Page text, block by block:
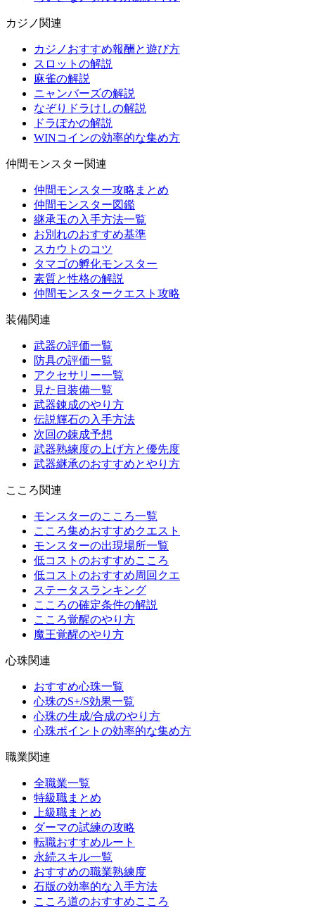
カジノ関連
カジノおすすめ報酬と遊び方
スロットの解説
麻雀の解説
ニャンバーズの解説
なぞりドラけしの解説
ドラぽかの解説
WINコインの効率的な集め方
仲間モンスター関連
仲間モンスター攻略まとめ
仲間モンスター図鑑
継承玉の入手方法一覧
お別れのおすすめ基準
スカウトのコツ
タマゴの孵化モンスター
素質と性格の解説
仲間モンスタークエスト攻略
装備関連
武器の評価一覧
防具の評価一覧
アクセサリー一覧
見た目装備一覧
武器錬成のやり方
伝説輝石の入手方法
次回の錬成予想
武器熟練度の上げ方と優先度
武器継承のおすすめとやり方
こころ関連
モンスターのこころ一覧
こころ集めおすすめクエスト
モンスターの出現場所一覧
低コストのおすすめこころ
低コストのおすすめ周回クエ
ステータスランキング
こころの確定条件の解説
こころ覚醒のやり方
魔王覚醒のやり方
心珠関連
おすすめ心珠一覧
心珠のS+/S効果一覧
心珠の生成/合成のやり方
心珠ポイントの効率的な集め方
職業関連
全職業一覧
特級職まとめ
上級職まとめ
ダーマの試練の攻略
転職おすすめルート
永続スキル一覧
おすすめの職業熟練度
石版の効率的な入手方法
こころ道のおすすめこころ